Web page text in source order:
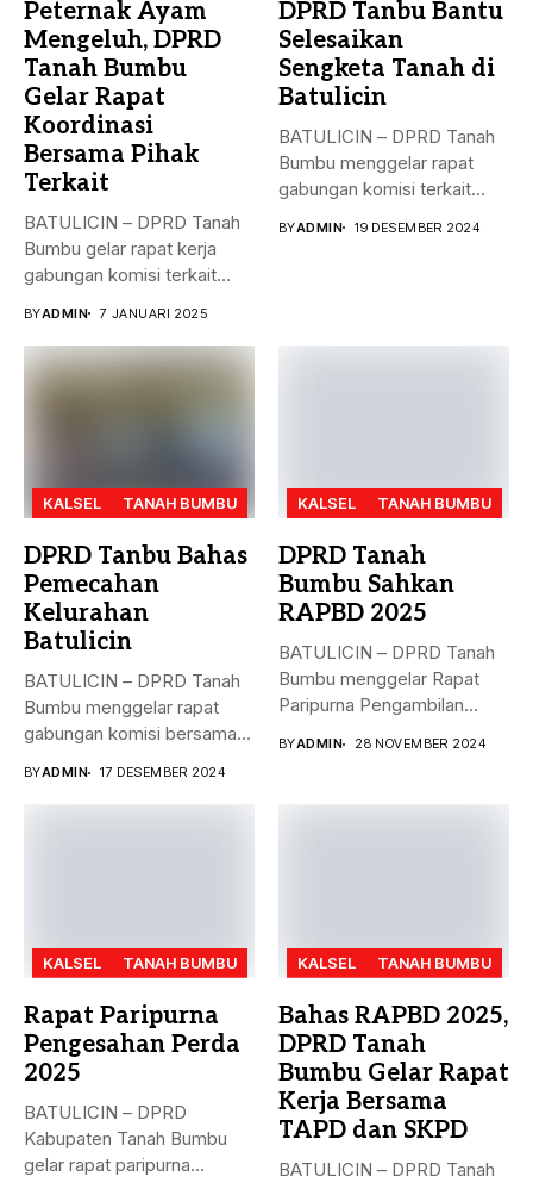
Peternak Ayam
Mengeluh, DPRD
Tanah Bumbu
Gelar Rapat
Koordinasi
Bersama Pihak
Terkait
BATULICIN – DPRD Tanah
Bumbu gelar rapat kerja
gabungan komisi terkait
BYADMIN 7 JANUARI 2025
DPRD Tanbu Bantu
Selesaikan
Sengketa Tanah di
Batulicin
BATULICIN – DPRD Tanah
Bumbu menggelar rapat
gabungan komisi terkait
BYADMIN 19 DESEMBER 2024
KALSEL TANAH BUMBU
DPRD Tanbu Bahas
Pemecahan
Kelurahan
Batulicin
BATULICIN – DPRD Tanah
Bumbu menggelar rapat
gabungan komisi bersama
BYADMIN 17 DESEMBER 2024
KALSEL TANAH BUMBU
DPRD Tanah
Bumbu Sahkan
RAPBD 2025
BATULICIN – DPRD Tanah
Bumbu menggelar Rapat
Paripurna Pengambilan
BYADMIN 28 NOVEMBER 2024
KALSEL TANAH BUMBU
Rapat Paripurna
Pengesahan Perda
2025
BATULICIN – DPRD
Kabupaten Tanah Bumbu
gelar rapat paripurna
KALSEL TANAH BUMBU
Bahas RAPBD 2025,
DPRD Tanah
Bumbu Gelar Rapat
Kerja Bersama
TAPD dan SKPD
BATULICIN – DPRD Tanah